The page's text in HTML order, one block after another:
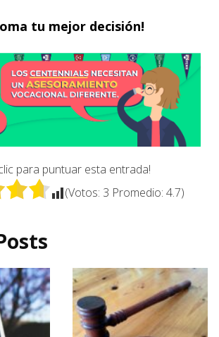
tu mejor decisión!
para puntuar esta entrada!
(Votos: 3 Promedio: 4.7)